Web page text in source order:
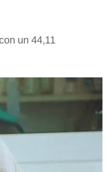
un 44,11